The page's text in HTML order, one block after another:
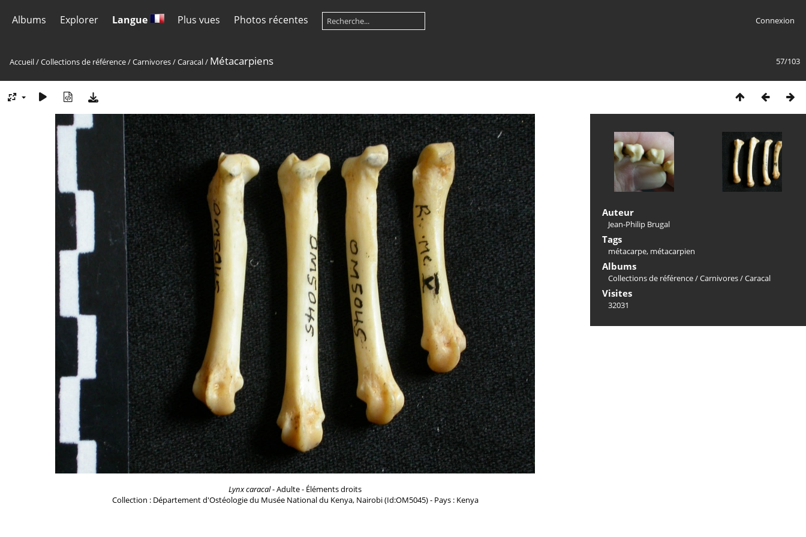
Albums Explorer Langue Plus vues Photos récentes Connexion
57/103
Accueil/Collections de référence/Carnivores/Caracal/ Métacarpiens
Lynx caracal- Adulte - Éléments droits
Collection : Département d'Ostéologie du Musée National du Kenya, Nairobi (Id:OM5045) - Pays : Kenya
Auteur
Jean-Philip Brugal
Tags
métacarpe, métacarpien
Albums
Collections de référence/Carnivores/Caracal
Visites
32031